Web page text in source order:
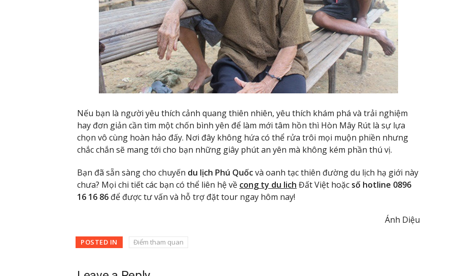
Nếu bạn là người yêu thích cảnh quang thiên nhiên, yêu thích khám phá và trải nghiệm
hay đơn giản cần tìm một chốn bình yên để làm mới tâm hồn thì Hòn Mây Rút là sự lựa
chọn vô cùng hoàn hảo đấy. Nơi đây không hứa có thể rửa trôi mọi muộn phiền nhưng
chắc chắn sẽ mang tới cho bạn những giây phút an yên mà không kém phần thú vị.
Bạn đã sẵn sàng cho chuyến du lịch Phú Quốcvà oanh tạc thiên đường du lịch hạ giới này
chưa? Mọi chi tiết các bạn có thể liên hệ về cong ty du lich Đất Việt hoặc số hotline 0896
16 16 86 để được tư vấn và hỗ trợ đặt tour ngay hôm nay!
Ánh Diệu
POSTED IN Điểm tham quan